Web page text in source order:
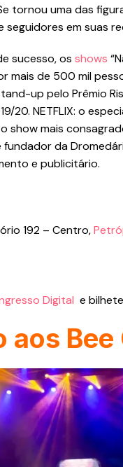
Se tornou uma das
em suas
sucesso, os shows
mais de 500 mil
up pelo Prêmio
20. NETFLIX: o
show mais
fundador da
e publicitário.
192 – Centro,
Digital e
Bee